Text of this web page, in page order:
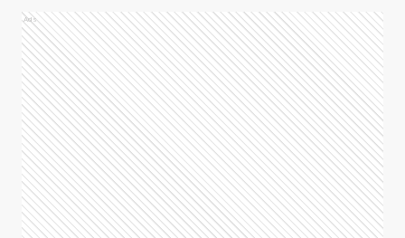
Ads